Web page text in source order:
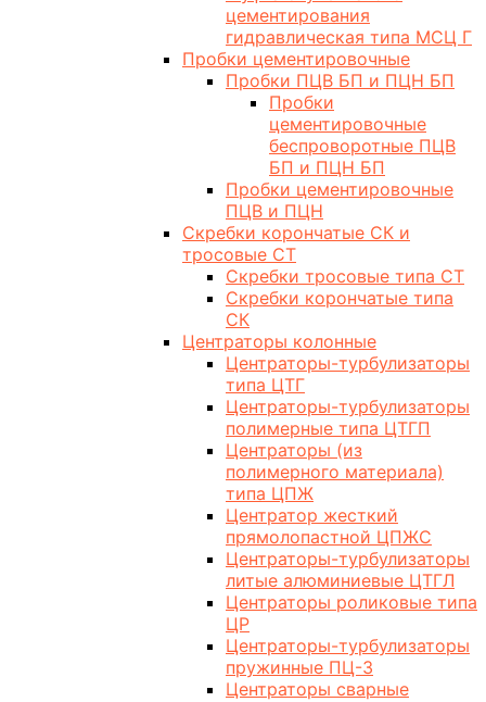
цементирования
гидравлическая типа МСЦ Г
Пробки цементировочные
Пробки ПЦВ БП и ПЦН БП
Пробки
цементировочные
беспроворотные ПЦВ
БП и ПЦН БП
Пробки цементировочные
ПЦВ и ПЦН
Скребки корончатые СК и
тросовые СТ
Скребки тросовые типа СТ
Скребки корончатые типа
СК
Центраторы колонные
Центраторы-турбулизаторы
типа ЦТГ
Центраторы-турбулизаторы
полимерные типа ЦТГП
Центраторы (из
полимерного материала)
типа ЦПЖ
Центратор жесткий
прямолопастной ЦПЖС
Центраторы-турбулизаторы
литые алюминиевые ЦТГЛ
Центраторы роликовые типа
ЦР
Центраторы-турбулизаторы
пружинные ПЦ-3
Центраторы сварные